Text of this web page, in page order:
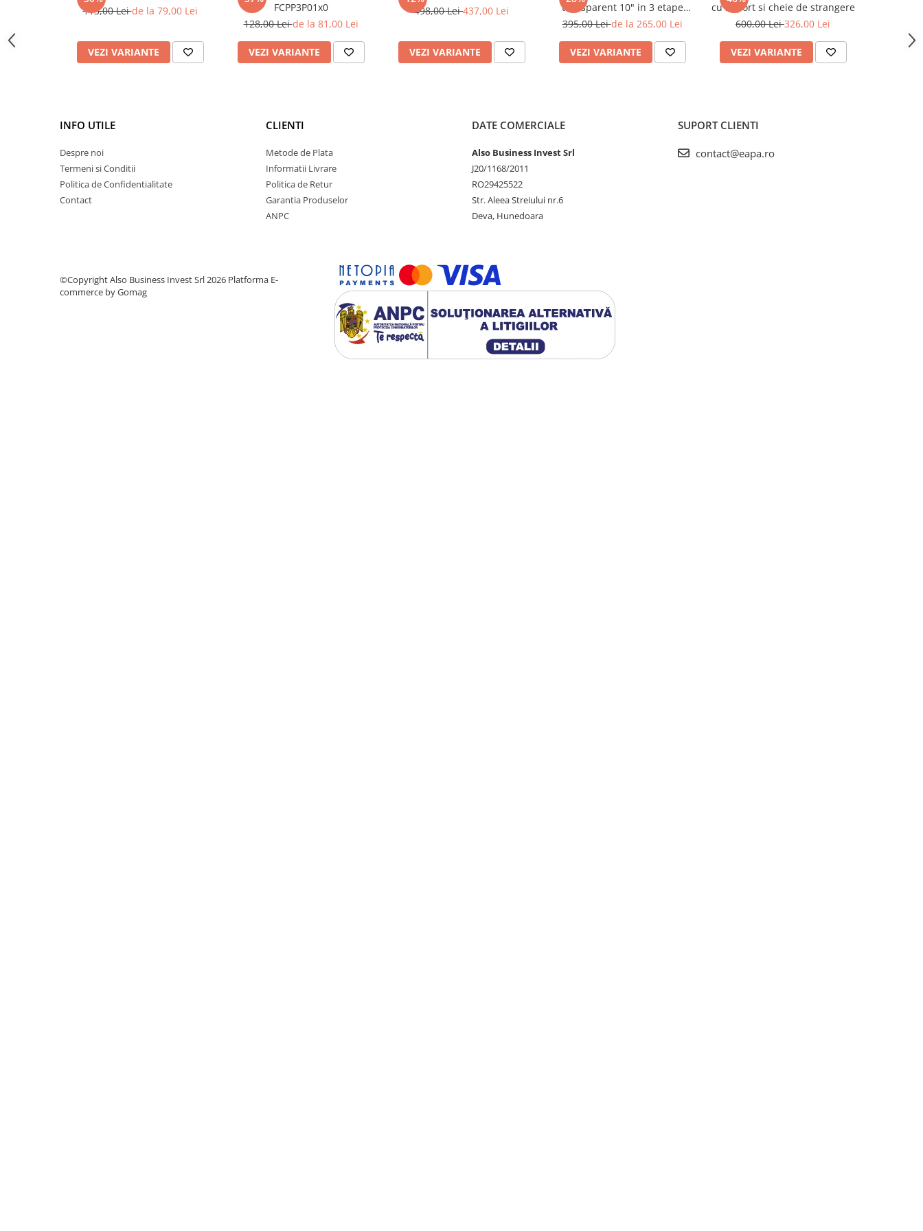
Deferizare cu BIRM
Carbune Activ
Componente si accesorii
Baterii purificator
Carcase de schimb
Chei strangere
Garnituri si oringuri
113,00 Leide la 79,00 Lei
VEZI VARIANTE
FCPP3P01x0
128,00 Leide la 81,00 Lei
VEZI VARIANTE
498,00 Lei437,00 Lei
VEZI VARIANTE
transparent 10" in 3 etape
Aquafilter FHPRCLx-3B-TRIPLE
395,00 Leide la 265,00 Lei
VEZI VARIANTE
cu suport si cheie de strangere
600,00 Lei326,00 Lei
VEZI VARIANTE
INFO UTILE
Despre noi
Termeni si Conditii
Politica de Confidentialitate
Contact
CLIENTI
Metode de Plata
Informatii Livrare
Politica de Retur
Garantia Produselor
ANPC
DATE COMERCIALE
Also Business Invest Srl
J20/1168/2011
RO29425522
Str. Aleea Streiului nr.6
Deva, Hunedoara
SUPORT CLIENTI
contact@eapa.ro
©Copyright Also Business Invest Srl 2026 Platforma E-
commerce by Gomag